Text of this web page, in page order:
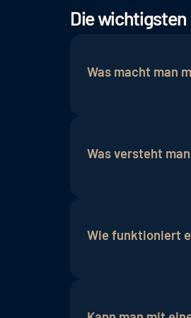
Die wichtigsten
Was macht man
Zielgruppen des
Was versteht
auch über Social
Wie funktioniert